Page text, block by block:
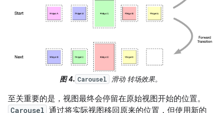
图 4. Carousel 滑动 转场效果。
至关重要的是，视图最终会停留在原始视图开始的位置。
Carousel 通过将实际视图移回原来的位置，但使用新的